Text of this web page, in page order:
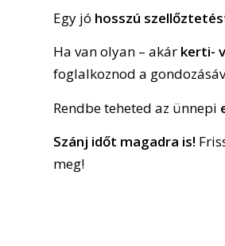
Egy jó hosszú
Ha van olyan – akár kerti-
foglalkoznod a
Rendbe teheted az ünnepi
Szánj időt magadra is!
meg!